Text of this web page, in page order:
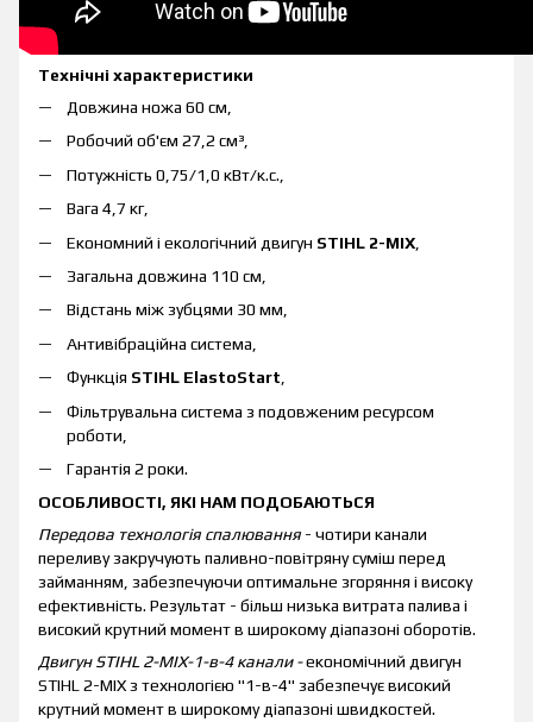
Технічні характеристики
Довжина ножа 60 см,
Робочий об'єм 27,2 см³,
Потужність 0,75/1,0 кВт/к.с.,
Вага 4,7 кг,
Економний і екологічний двигун STIHL 2-MIX
Загальна довжина 110 см,
Відстань між зубцями 30 мм,
Антивібраційна система,
Функція STIHL ElastoStart
Фільтрувальна система з подовженим ресурсом
роботи,
Гарантія 2 роки.
ОСОБЛИВОСТІ, ЯКІ НАМ ПОДОБАЮТЬСЯ
Передова технологія спалювання- чотири канали
переливу закручують паливно-повітряну суміш перед
займанням, забезпечуючи оптимальне згоряння і високу
ефективність. Результат - більш низька витрата палива і
високий крутний момент в широкому діапазоні оборотів.
Двигун STIHL 2-MIX-1-в-4 канали -економічний двигун
STIHL 2-MIX з технологією "1-в-4" забезпечує високий
крутний момент в широкому діапазоні швидкостей.